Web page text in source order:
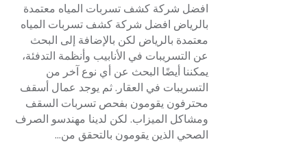
افضل شركة كشف تسربات المياه معتمدة
بالرياض افضل شركة كشف تسربات المياه
معتمدة بالرياض لكن بالإضافة إلى البحث
عن التسريبات في الأنابيب وأنظمة التدفئة،
يمكننا أيضًا البحث عن أي نوع آخر من
التسريبات في العقار. ثم يوجد عمال أسقف
محترفون يقومون بفحص تسربات السقف
ومشاكل الميزاب. لكن لدينا مهندسو الصرف
الصحي الذين يقومون بالتحقق من...